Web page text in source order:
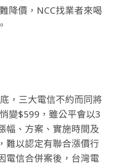
降價，NCC找業者來喝
，三大電信不約而同將
變$599，雖公平會以3
幅、方案、實施時間及
難以認定有聯合漲價行
電信合併案後，台灣電